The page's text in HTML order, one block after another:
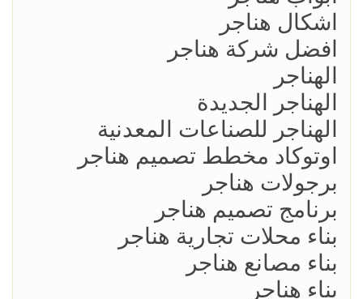
اشكال هناجر
افضل شركة هناجر
الهناجر
الهناجر الجديدة
الهناجر للصناعات المعدنية
اوتوكاد مخطط تصميم هناجر
برجولات هناجر
برنامج تصميم هناجر
بناء محلات تجارية هناجر
بناء مصانع هناجر
بناء هناجر